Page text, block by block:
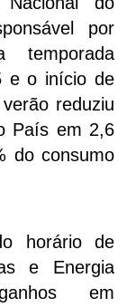
por
temporada
e o início de
reduziu
País em 2,6
do consumo
horário de
e Energia
em